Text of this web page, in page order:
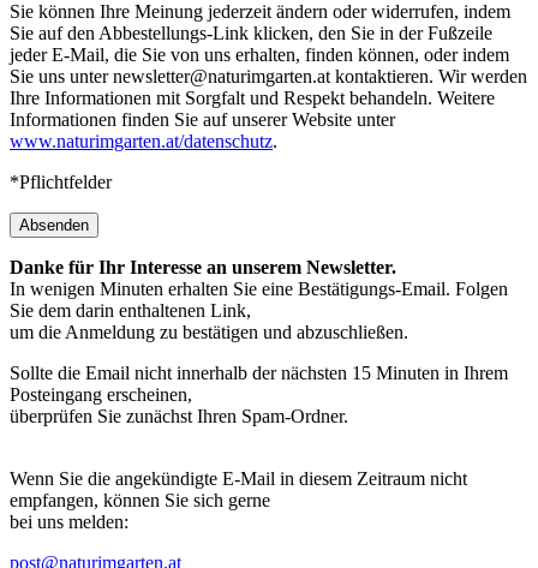
Sie können Ihre Meinung jederzeit ändern oder widerrufen, indem
Sie auf den Abbestellungs-Link klicken, den Sie in der Fußzeile
jeder E-Mail, die Sie von uns erhalten, finden können, oder indem
Sie uns unter newsletter@naturimgarten.at kontaktieren. Wir werden
Ihre Informationen mit Sorgfalt und Respekt behandeln. Weitere
Informationen finden Sie auf unserer Website unter
www.naturimgarten.at/datenschutz.
*Pflichtfelder
Absenden
Danke für Ihr Interesse an unserem Newsletter.
In wenigen Minuten erhalten Sie eine Bestätigungs-Email. Folgen
Sie dem darin enthaltenen Link,
um die Anmeldung zu bestätigen und abzuschließen.
Sollte die Email nicht innerhalb der nächsten 15 Minuten in Ihrem
Posteingang erscheinen,
überprüfen Sie zunächst Ihren Spam-Ordner.
Wenn Sie die angekündigte E-Mail in diesem Zeitraum nicht
empfangen, können Sie sich gerne
bei uns melden:
post@naturimgarten.at